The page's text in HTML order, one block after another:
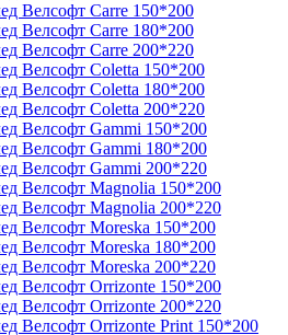
Велсофт Carre 150*200
Велсофт Carre 180*200
Велсофт Carre 200*220
Велсофт Coletta 150*200
Велсофт Coletta 180*200
Велсофт Coletta 200*220
Велсофт Gammi 150*200
Велсофт Gammi 180*200
Велсофт Gammi 200*220
Велсофт Magnolia 150*200
Велсофт Magnolia 200*220
Велсофт Moreska 150*200
Велсофт Moreska 180*200
Велсофт Moreska 200*220
Велсофт Orrizonte 150*200
Велсофт Orrizonte 200*220
Велсофт Orrizonte Print 150*200